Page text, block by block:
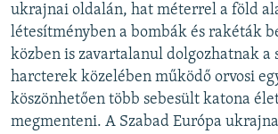
ukrajnai oldalán, hat méterrel a föld
létesítményben a bombák és rakéták
közben is zavartalanul dolgozhatnak a
harcterek közelében működő orvosi
köszönhetően több sebesült katona
megmenteni. A Szabad Európa